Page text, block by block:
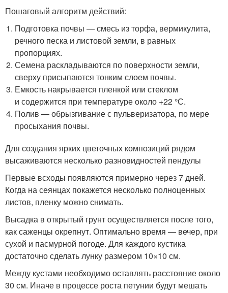
Пошаговый алгоритм действий:
Подготовка почвы — смесь из торфа, вермикулита,
речного песка и листовой земли, в равных
пропорциях.
Семена раскладываются по поверхности земли,
сверху присыпаются тонким слоем почвы.
Емкость накрывается пленкой или стеклом
и содержится при температуре около +22 °С.
Полив — обрызгивание с пульверизатора, по мере
просыхания почвы.
Для создания ярких цветочных композиций рядом
высаживаются несколько разновидностей пендулы
Первые всходы появляются примерно через 7 дней.
Когда на сеянцах покажется несколько полноценных
листов, пленку можно снимать.
Высадка в открытый грунт осуществляется после того,
как саженцы окрепнут. Оптимально время — вечер, при
сухой и пасмурной погоде. Для каждого кустика
достаточно сделать лунку размером 10×10 см.
Между кустами необходимо оставлять расстояние около
30 см. Иначе в процессе роста петунии будут мешать